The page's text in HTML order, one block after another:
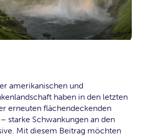
amerikanischen und
haben in den letzten
erneuten flächendeckenden
starke Schwankungen an den
Mit diesem Beitrag möchten